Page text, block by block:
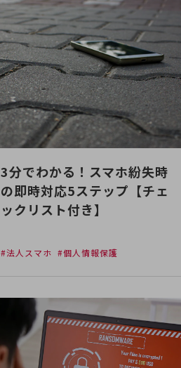
3分でわかる！スマホ紛失時
の即時対応5ステップ【チェ
ックリスト付き】
#法人スマホ #個人情報保護